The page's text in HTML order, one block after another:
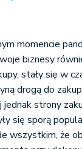
momencie
biznesy
stały się w
drogą do
jednak strony
się sporą
wszystkim, że